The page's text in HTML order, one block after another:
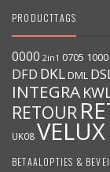
PRODUCTTAGS
0000 2in1 0705 1000
DFD DKL DML
INTEGRA
RETOUR
UK08VELUX
BETAALOPTIES &